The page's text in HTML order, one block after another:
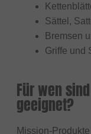
Sättel,
Bremsen
Griffe und
Für wen
geeignet?
Mission-